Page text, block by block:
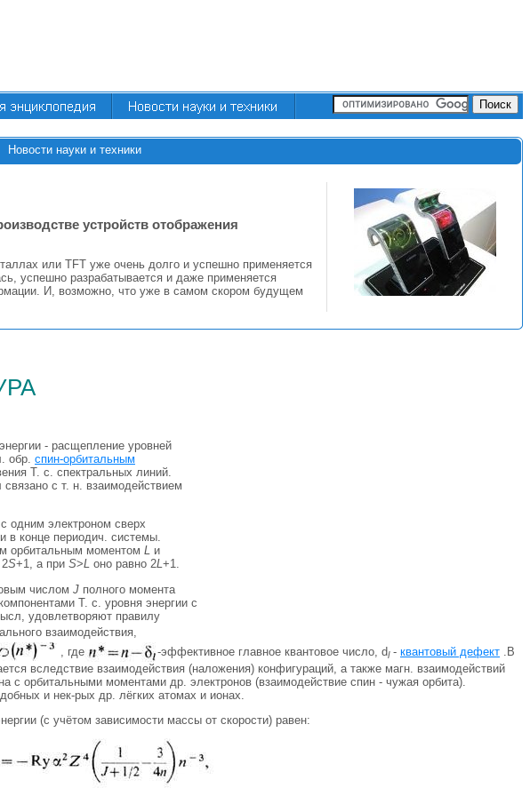
Новости науки и техники
устройств отображения
или TFT уже очень долго и успешно применяется
успешно разрабатывается и даже применяется
И, возможно, что уже в самом скором будущем
- расщепление уровней
обр. спин-орбитальным
T. с. спектральных линий.
с т. н. взаимодействием
одним электроном сверх
в конце периодич. системы.
орбитальным моментом L и
S+1, а при S>L оно равно 2L+1.
числом J полного момента
T. с. уровня энергии с
удовлетворяют правилу
взаимодействия,
, где -эффективное главное квантовое число, dl- квантовый дефект .В
вследствие взаимодействия (наложения) конфигураций, а также магн. взаимодействий
с орбитальными моментами др. электронов (взаимодействие спин - чужая орбита).
и нек-рых др. лёгких атомах и ионах.
(с учётом зависимости массы от скорости) равен: